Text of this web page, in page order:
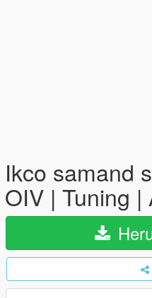
Ikco samand
OIV | Tuning |